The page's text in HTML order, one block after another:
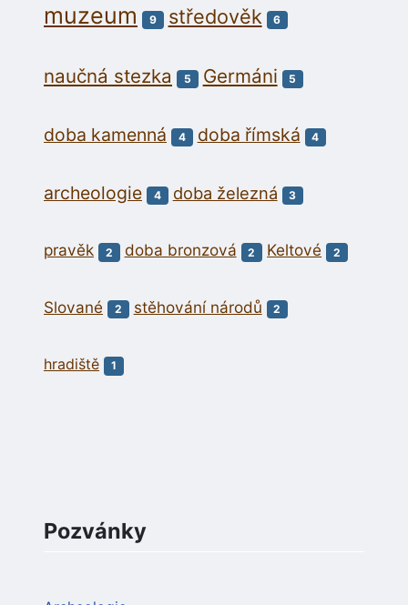
Pozvánky
muzeum 9 středověk 6
naučná stezka 5 Germáni 5
doba kamenná 4 doba římská 4
archeologie 4 doba železná 3
pravěk 2 doba bronzová 2 Keltové 2
Slované 2 stěhování národů 2
hradiště 1